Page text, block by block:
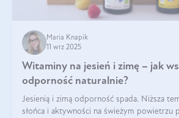
Maria Knapik
11 wrz 2025
Witaminy na jesień i zimę – jak
odporność naturalnie?
Jesienią i zimą odporność spada. Niższa
słońca i aktywności na świeżym powietrzu